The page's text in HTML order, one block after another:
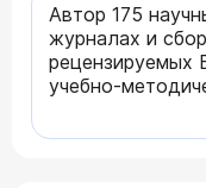
Автор 175
журналах и
рецензируемых
учебно-